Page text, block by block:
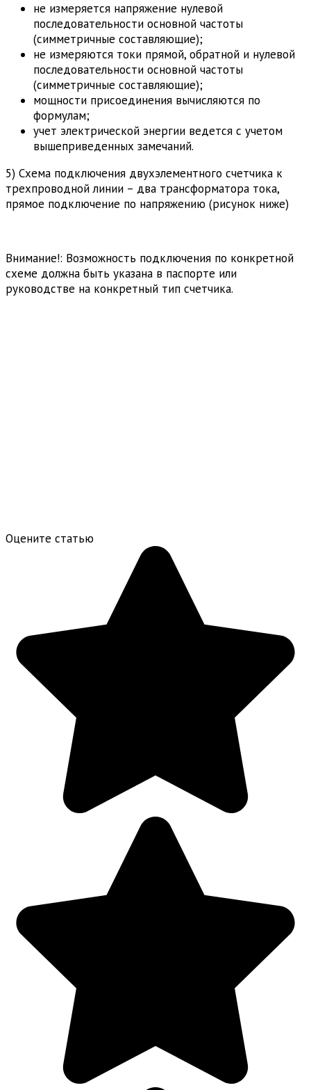
не измеряется напряжение нулевой
последовательности основной частоты
(симметричные составляющие);
не измеряются токи прямой, обратной и нулевой
последовательности основной частоты
(симметричные составляющие);
мощности присоединения вычисляются по
формулам;
учет электрической энергии ведется с учетом
вышеприведенных замечаний.
5) Схема подключения двухэлементного счетчика к
трехпроводной линии – два трансформатора тока,
прямое подключение по напряжению (рисунок ниже)
Внимание!: Возможность подключения по конкретной
схеме должна быть указана в паспорте или
руководстве на конкретный тип счетчика.
Оцените статью